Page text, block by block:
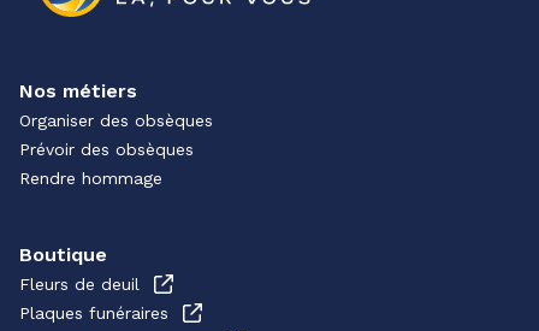
Nos métiers
Organiser des obsèques
Prévoir des obsèques
Rendre hommage
Boutique
Fleurs de deuil
Plaques funéraires